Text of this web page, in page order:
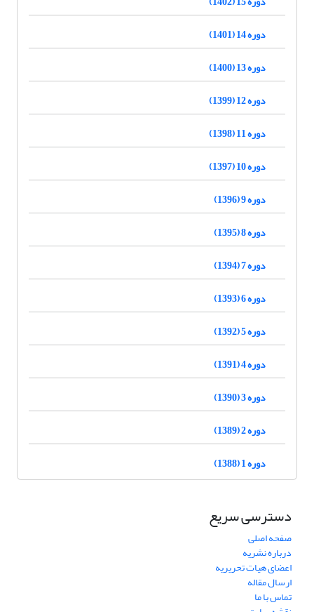
دوره 14 (1401)
دوره 13 (1400)
دوره 12 (1399)
دوره 11 (1398)
دوره 10 (1397)
دوره 9 (1396)
دوره 8 (1395)
دوره 7 (1394)
دوره 6 (1393)
دوره 5 (1392)
دوره 4 (1391)
دوره 3 (1390)
دوره 2 (1389)
دوره 1 (1388)
دسترسی سریع
صفحه اصلی
درباره نشریه
اعضای هیات تحریریه
ارسال مقاله
تماس با ما